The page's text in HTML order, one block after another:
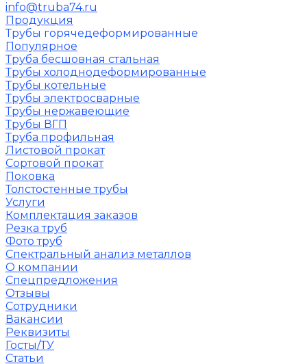
info@truba74.ru
Продукция
Трубы горячедеформированные
Популярное
Труба бесшовная стальная
Трубы холоднодеформированные
Трубы котельные
Трубы электросварные
Трубы нержавеющие
Трубы ВГП
Труба профильная
Листовой прокат
Сортовой прокат
Поковка
Толстостенные трубы
Услуги
Комплектация заказов
Резка труб
Фото труб
Спектральный анализ металлов
О компании
Спецпредложения
Отзывы
Сотрудники
Вакансии
Реквизиты
Госты/ТУ
Статьи